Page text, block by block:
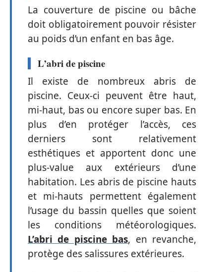
La couverture de piscine ou bâche
doit obligatoirement pouvoir résister
au poids d’un enfant en bas âge.
L’abri de piscine
Il existe de nombreux abris de
piscine. Ceux-ci peuvent être haut,
mi-haut, bas ou encore super bas. En
plus d’en protéger l’accès, ces
derniers sont relativement
esthétiques et apportent donc une
plus-value aux extérieurs d’une
habitation. Les abris de piscine hauts
et mi-hauts permettent également
l’usage du bassin quelles que soient
les conditions météorologiques.
L’abri de piscine bas, en revanche,
protège des salissures extérieures.